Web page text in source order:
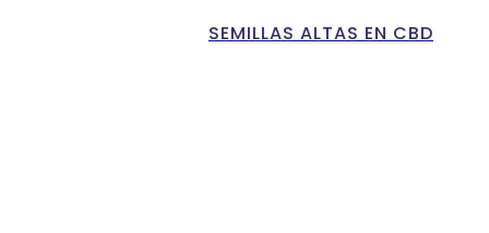
SEMILLAS ALTAS EN CBD